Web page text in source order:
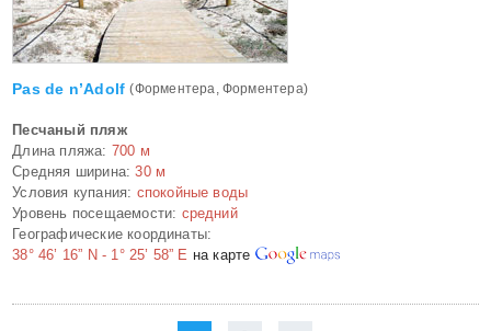
Pas de n’Adolf (Форментера, Форментера)
Песчаный пляж
Длина пляжа: 700 м
Средняя ширина:30 м
Условия купания: спокойные воды
Уровень посещаемости: средний
Географические координаты:
38° 46’ 16” N - 1° 25’ 58” E на карте